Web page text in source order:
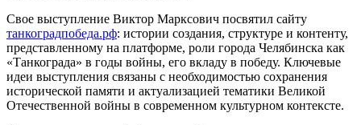
Свое выступление Виктор Марксович посвятил сайту
танкоградпобеда.рф: истории создания, структуре и контенту,
представленному на платформе, роли города Челябинска как
«Танкограда» в годы войны, его вкладу в победу. Ключевые
идеи выступления связаны с необходимостью сохранения
исторической памяти и актуализацией тематики Великой
Отечественной войны в современном культурном контексте.